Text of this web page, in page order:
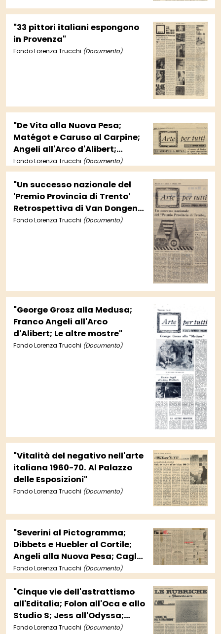
"33 pittori italiani espongono
in Provenza"
Fondo Lorenza Trucchi (Documento)
"De Vita alla Nuova Pesa;
Matégot e Caruso al Carpine;
Angeli all'Arco d'Alibert;
Richter alla Tartaruga; Mostre
grafiche al Segno e al Don
Chisciotte"
Fondo Lorenza Trucchi (Documento)
"Un successo nazionale del
'Premio Provincia di Trento'
Retrospettiva di Van Dongen
a Parigi; Dante e Giotto;
Fondo Lorenza Trucchi (Documento)
"George Grosz alla Medusa;
Franco Angeli all'Arco
d'Alibert; Le altre mostre"
Fondo Lorenza Trucchi (Documento)
"Vitalità del negativo nell'arte
italiana 1960-70. Al Palazzo
delle Esposizioni"
Fondo Lorenza Trucchi (Documento)
"Severini al Pictogramma;
Dibbets e Huebler al Cortile;
Angeli alla Nuova Pesa; Cagli,
Marino, Raphael, Fioroni,
Margonari, Gianquinto"
Fondo Lorenza Trucchi (Documento)
"Cinque vie dell'astrattismo
all'Editalia; Folon all'Oca e allo
Studio S; Jess all'Odyssa;
Altre mostre"
Fondo Lorenza Trucchi (Documento)